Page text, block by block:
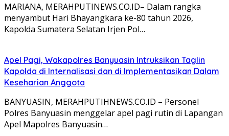
MARIANA, MERAHPUTINEWS.CO.ID– Dalam rangka
menyambut Hari Bhayangkara ke-80 tahun 2026,
Kapolda Sumatera Selatan Irjen Pol…
Apel Pagi, Wakapolres Banyuasin Intruksikan Taglin
Kapolda di Internalisasi dan di Implementasikan Dalam
Keseharian Anggota
BANYUASIN, MERAHPUTIHNEWS.CO.ID – Personel
Polres Banyuasin menggelar apel pagi rutin di Lapangan
Apel Mapolres Banyuasin…